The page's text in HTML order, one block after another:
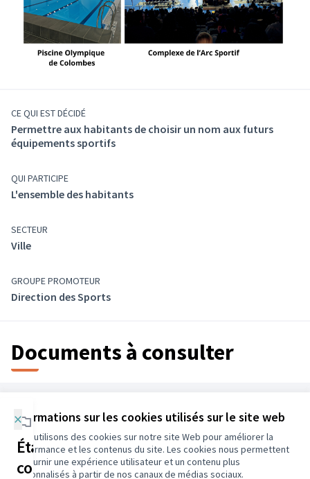
Informations sur les cookies utilisés sur le site web
Nous utilisons des cookies sur notre site Web pour améliorer la
performance et les contenus du site. Les cookies nous permettent
de fournir une expérience utilisateur et un contenu plus
personnalisés à partir de nos canaux de médias sociaux.
CE QUI EST DÉCIDÉ
Permettre aux habitants de choisir un nom aux futurs
équipements sportifs
QUI PARTICIPE
L'ensemble des habitants
SECTEUR
Ville
GROUPE PROMOTEUR
Direction des Sports
Documents à consulter
Conditions d'utilisation
Paramètres des cookies
participons.colombes.fr sur Facebook
×
Étapes de la
concertation